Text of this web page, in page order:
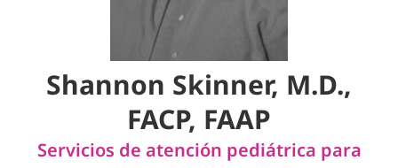
Shannon Skinner, M.D.,
FACP, FAAP
Servicios de atención pediátrica para